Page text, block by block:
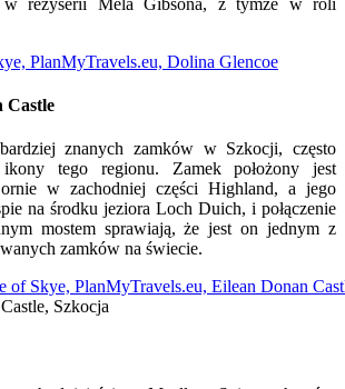
Castle
znanych zamków w Szkocji, często
ikony tego regionu. Zamek położony jest
w zachodniej części Highland, a jego
na środku jeziora Loch Duich, i połączenie
mostem sprawiają, że jest on jednym z
zamków na świecie.
Szkocja